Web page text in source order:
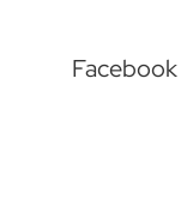
Facebook